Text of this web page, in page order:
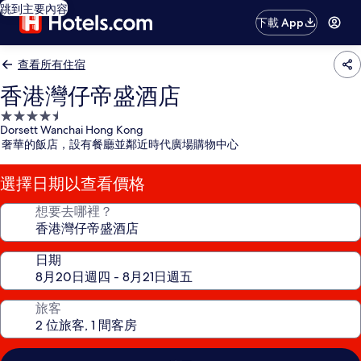
跳到主要內容
下載 App
查看所有住宿
香港灣仔帝盛酒店
4.5
星
級
住
宿
Dorsett Wanchai Hong Kong
奢華的飯店，設有餐廳並鄰近時代廣場購物中心
選擇日期以查看價格
想要去哪裡？
日期
旅客